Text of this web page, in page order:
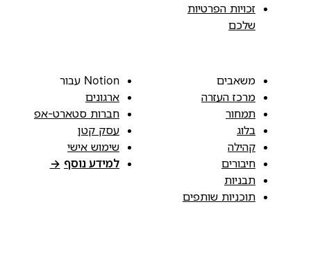
זכויות הפרטיות
שלכם
משאבים
מרכז העזרה
תמחור
בלוג
קהילה
חיבורים
תבניות
תוכניות שותפים
Notion עבור
ארגונים
חברות סטארט-אפ
עסק קטן
שימוש אישי
למידע נוסף →